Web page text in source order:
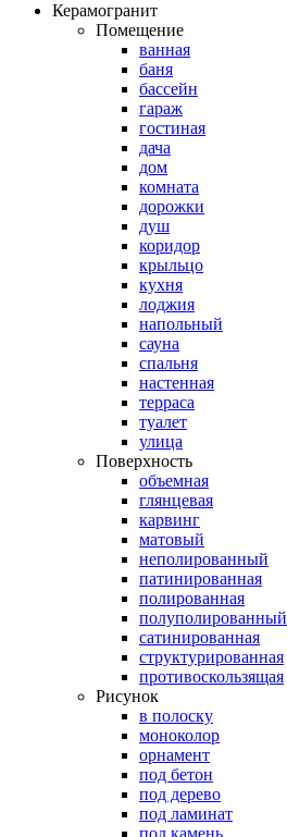
Керамогранит
Помещение
ванная
баня
бассейн
гараж
гостиная
дача
дом
комната
дорожки
душ
коридор
крыльцо
кухня
лоджия
напольный
сауна
спальня
настенная
терраса
туалет
улица
Поверхность
объемная
глянцевая
карвинг
матовый
неполированный
патинированная
полированная
полуполированный
сатинированная
структурированная
противоскользящая
Рисунок
в полоску
моноколор
орнамент
под бетон
под дерево
под ламинат
под камень